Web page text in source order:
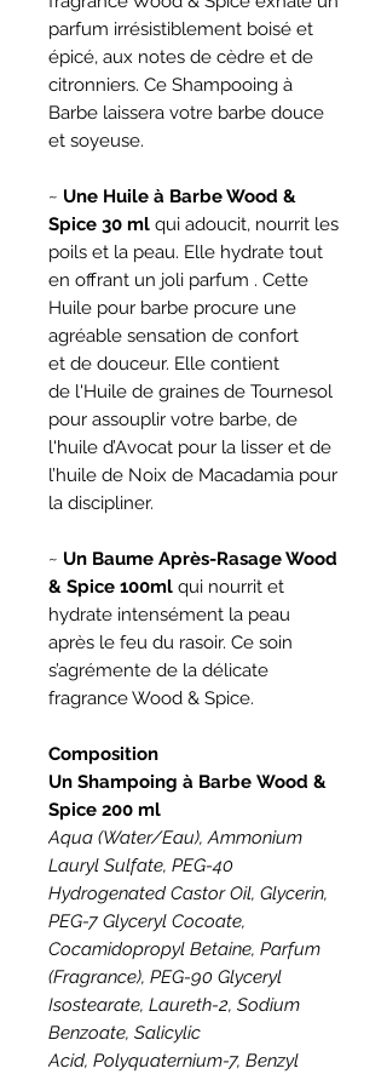
parfum irrésistiblement boisé et
épicé, aux notes de cèdre et de
citronniers. Ce Shampooing à
Barbe laissera votre barbe douce
et soyeuse.
~ Une Huile à Barbe Wood &
Spice 30 ml qui adoucit, nourrit les
poils et la peau. Elle hydrate tout
en offrant un joli parfum . Cette
Huile pour barbe procure une
agréable sensation de confort
et de douceur. Elle contient
de l'Huile de graines de Tournesol
pour assouplir votre barbe, de
l'huile d’Avocat pour la lisser et de
l’huile de Noix de Macadamia pour
la discipliner.
~ Un Baume Après-Rasage Wood
& Spice 100ml qui nourrit et
hydrate intensément la peau
après le feu du rasoir. Ce soin
s’agrémente de la délicate
fragrance Wood & Spice.
Composition
Un Shampoing à Barbe Wood &
Spice 200 ml
Aqua (Water/Eau), Ammonium
Lauryl Sulfate, PEG-40
Hydrogenated Castor Oil, Glycerin,
PEG-7 Glyceryl Cocoate,
Cocamidopropyl Betaine, Parfum
(Fragrance), PEG-90 Glyceryl
Isostearate, Laureth-2, Sodium
Benzoate, Salicylic
Acid, Polyquaternium-7, Benzyl